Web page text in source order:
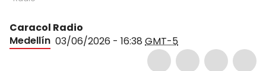
Caracol Radio
Medellín 03/06/2026 - 16:38 GMT-5